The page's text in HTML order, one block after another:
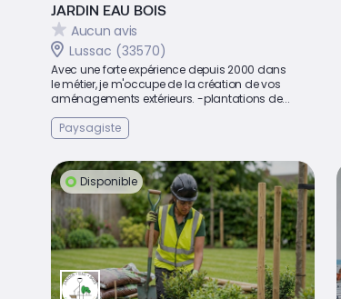
JARDIN EAU BOIS
Aucun avis
Lussac (33570)
Avec une forte expérience depuis 2000 dans
le métier, je m'occupe de la création de vos
aménagements extérieurs. -plantations de...
Paysagiste
Disponible